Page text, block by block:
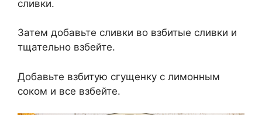
сливки.
Затем добавьте сливки во взбитые сливки и
тщательно взбейте.
Добавьте взбитую сгущенку с лимонным
соком и все взбейте.